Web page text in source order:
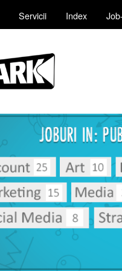
Servicii Index